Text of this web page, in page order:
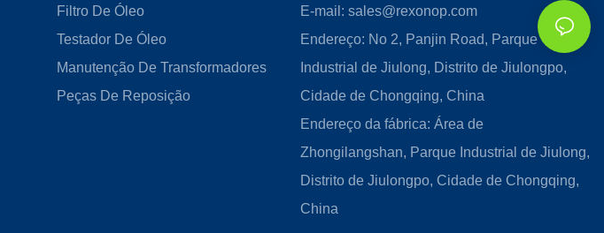
Filtro De Óleo
Testador De Óleo
Manutenção De Transformadores
Peças De Reposição
E-mail: sales@rexonop.com
Endereço: No 2, Panjin Road, Parque
Industrial de Jiulong, Distrito de Jiulongpo,
Cidade de Chongqing, China
Endereço da fábrica: Área de
Zhongilangshan, Parque Industrial de Jiulong,
Distrito de Jiulongpo, Cidade de Chongqing,
China